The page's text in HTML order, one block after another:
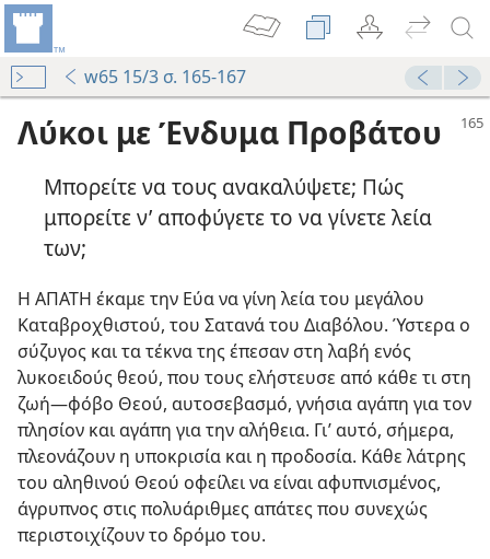
w65 15/3 σ. 165-167
Λύκοι με Ένδυμα Προβάτου
Μπορείτε να τους ανακαλύψετε; Πώς
μπορείτε ν’ αποφύγετε το να γίνετε λεία
των;
Η ΑΠΑΤΗ έκαμε την Εύα να γίνη λεία του μεγάλου
Καταβροχθιστού, του Σατανά του Διαβόλου. Ύστερα ο
σύζυγος και τα τέκνα της έπεσαν στη λαβή ενός
λυκοειδούς θεού, που τους ελήστευσε από κάθε τι στη
ζωή—φόβο Θεού, αυτοσεβασμό, γνήσια αγάπη για τον
πλησίον και αγάπη για την αλήθεια. Γι’ αυτό, σήμερα,
πλεονάζουν η υποκρισία και η προδοσία. Κάθε λάτρης
του αληθινού Θεού οφείλει να είναι αφυπνισμένος,
άγρυπνος στις πολυάριθμες απάτες που συνεχώς
περιστοιχίζουν το δρόμο του.